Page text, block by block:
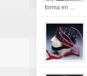
forma en ...